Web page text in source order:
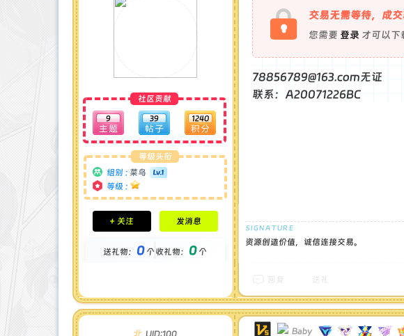
社区贡献
9 39 1240
等级头衔
组别 : 菜鸟
等级 :
积分成就
钻石 : 0 颗
金币 : 0 枚
+ 关注 发消息
送礼物： 0个收礼物： 0个
交易无需等待，成
您需要 登录 才可以下
78856789@163.com无证
联系：A20071226BC
资源创造价值，诚信连接交易。
北 UID:100 Baby